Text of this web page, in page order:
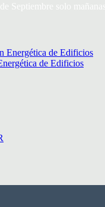
Septiembre solo
de Edificios